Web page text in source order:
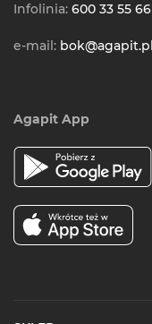
Infolinia: 600 33 55 66
e-mail: bok@agapit.pl
Agapit App